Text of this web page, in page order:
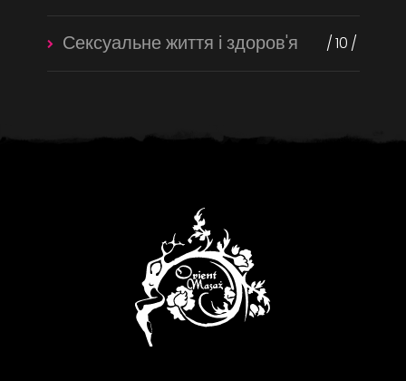
Сексуальне життя і здоров'я 10